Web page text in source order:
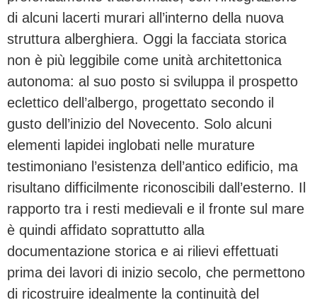
di alcuni lacerti murari all’interno della nuova
struttura alberghiera. Oggi la facciata storica
non è più leggibile come unità architettonica
autonoma: al suo posto si sviluppa il prospetto
eclettico dell’albergo, progettato secondo il
gusto dell’inizio del Novecento. Solo alcuni
elementi lapidei inglobati nelle murature
testimoniano l’esistenza dell’antico edificio, ma
risultano difficilmente riconoscibili dall’esterno. Il
rapporto tra i resti medievali e il fronte sul mare
è quindi affidato soprattutto alla
documentazione storica e ai rilievi effettuati
prima dei lavori di inizio secolo, che permettono
di ricostruire idealmente la continuità del